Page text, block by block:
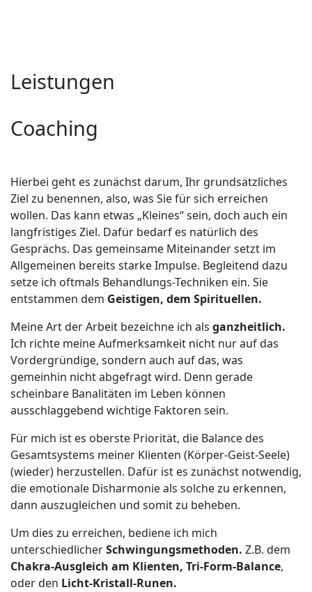
Leistungen
Coaching
Hierbei geht es zunächst darum, Ihr grundsätzliches
Ziel zu benennen, also, was Sie für sich erreichen
wollen. Das kann etwas „Kleines“ sein, doch auch ein
langfristiges Ziel. Dafür bedarf es natürlich des
Gesprächs. Das gemeinsame Miteinander setzt im
Allgemeinen bereits starke Impulse. Begleitend dazu
setze ich oftmals Behandlungs-Techniken ein. Sie
entstammen dem Geistigen, dem Spirituellen.
Meine Art der Arbeit bezeichne ich als ganzheitlich.
Ich richte meine Aufmerksamkeit nicht nur auf das
Vordergründige, sondern auch auf das, was
gemeinhin nicht abgefragt wird. Denn gerade
scheinbare Banalitäten im Leben können
ausschlaggebend wichtige Faktoren sein.
Für mich ist es oberste Priorität, die Balance des
Gesamtsystems meiner Klienten (Körper-Geist-Seele)
(wieder) herzustellen. Dafür ist es zunächst notwendig,
die emotionale Disharmonie als solche zu erkennen,
dann auszugleichen und somit zu beheben.
Um dies zu erreichen, bediene ich mich
unterschiedlicherSchwingungsmethoden. Z.B. dem
Chakra-Ausgleich am Klienten, Tri-Form-Balance,
oder den Licht-Kristall-Runen.